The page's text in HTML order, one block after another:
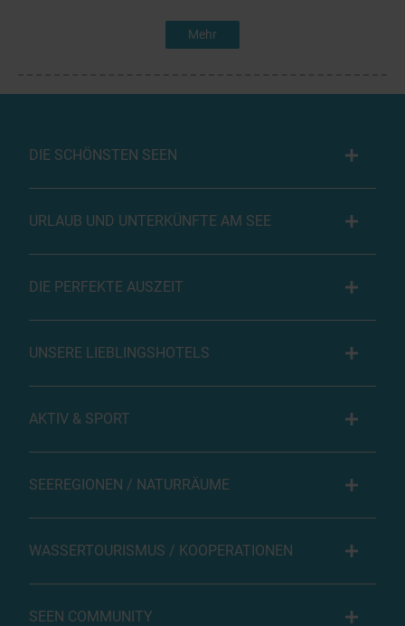
Mehr
DIE SCHÖNSTEN SEEN
URLAUB UND UNTERKÜNFTE AM SEE
DIE PERFEKTE AUSZEIT
UNSERE LIEBLINGSHOTELS
AKTIV & SPORT
SEEREGIONEN / NATURRÄUME
WASSERTOURISMUS / KOOPERATIONEN
SEEN COMMUNITY